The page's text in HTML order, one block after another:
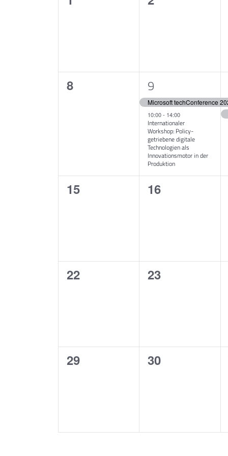
von
0
8
2
events,
9
Microsoft techConference
10:00- 14:00
Internationaler
Workshop: Policy-
getriebene digitale
Technologien als
Innovationsmotor in der
Produktion
0
15
0
16
0
22
0
23
0
29
0
30